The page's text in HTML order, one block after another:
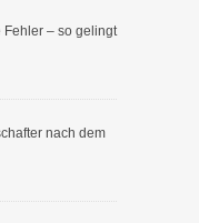
Fehler – so gelingt
nach dem